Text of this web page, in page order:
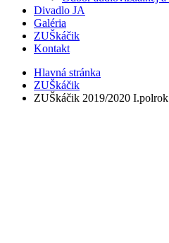
Divadlo JA
Galéria
ZUŠkáčik
Kontakt
Hlavná stránka
ZUŠkáčik
ZUŠkáčik 2019/2020 I.polrok